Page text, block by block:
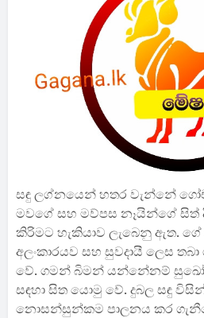
සඳු ලග්නයෙන් හතර වැන්නේ
මවගේ සහ මව්පස නෑයින්ගේ සිත්
කිරිමට හැකියාව ලැබෙනු ඇත.
අලංකාරයව සහ සුවදායී ලෙස
වේ. ගමන් බිමන් යන්නේනම්
සඳහා සිත යොමු වේ. දුබල සඳු
නොසන්සුන්කම පාලනය කර